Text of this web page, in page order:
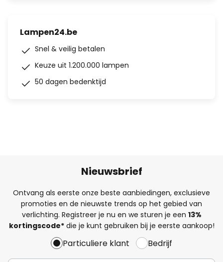
Lampen24.be
Snel & veilig betalen
Keuze uit 1.200.000 lampen
50 dagen bedenktijd
Nieuwsbrief
Ontvang als eerste onze beste aanbiedingen, exclusieve
promoties en de nieuwste trends op het gebied van
verlichting. Registreer je nu en we sturen je een 13%
kortingscode*die je kunt gebruiken bij je eerste aankoop!
Particuliere klant Bedrijf